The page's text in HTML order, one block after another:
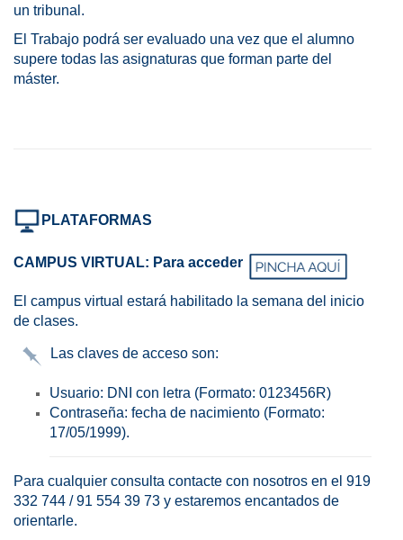
un tribunal.
El Trabajo podrá ser evaluado una vez que el alumno
supere todas las asignaturas que forman parte del
máster.
PLATAFORMAS
CAMPUS VIRTUAL: Para acceder
El campus virtual estará habilitado la semana del inicio
de clases.
Las claves de acceso son:
Usuario: DNI con letra (Formato: 0123456R)
Contraseña: fecha de nacimiento (Formato:
17/05/1999).
Para cualquier consulta contacte con nosotros en el 919
332 744 / 91 554 39 73 y estaremos encantados de
orientarle.